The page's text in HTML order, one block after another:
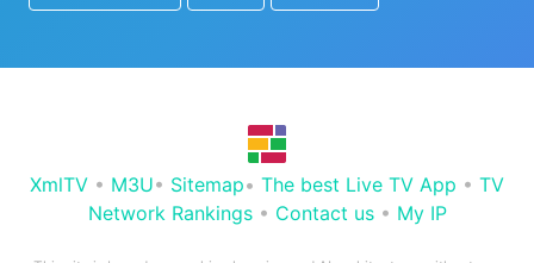
XmlTV • M3U• Sitemap• The best Live TV App • TV
Network Rankings• Contact us• My IP